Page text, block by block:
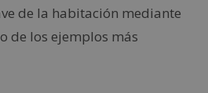
de la habitación mediante
de los ejemplos más